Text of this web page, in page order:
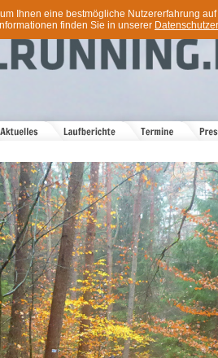
Ihnen eine bestmögliche Nutzererfahrung
finden Sie in unserer